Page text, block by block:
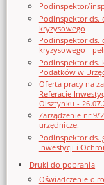
Podinspektor/
Podinspektor ds.
kryzysowego
Podinspektor ds.
kryzysowego -
Podinspektor ds.
Podatków w
Oferta pracy na
Referacie
Olsztynku -
Zarządzenie nr
urzędnicze.
Podinspektor ds.
Inwestycji i
Druki do pobrania
Oświadczenie o